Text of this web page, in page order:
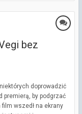
bez
doprowadzić
premierą, by podgrzać
wszedł na ekrany